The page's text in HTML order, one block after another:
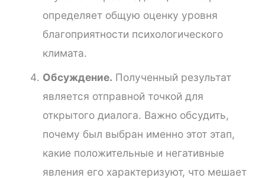
определяет общую оценку уровня
благоприятности психологического
климата.
Обсуждение. Полученный результат
является отправной точкой для
открытого диалога. Важно обсудить,
почему был выбран именно этот этап,
какие положительные и негативные
явления его характеризуют, что мешает